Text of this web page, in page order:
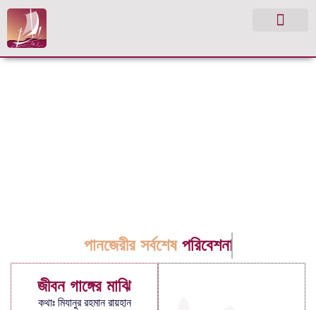
পানজেরীর সর্বশেষ পরিবেশনা
জীবন গাঙ্গের মাঝি
কথাঃ মিযানুর রহমান রায়হান